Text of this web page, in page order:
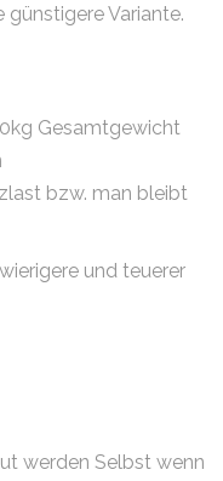
Variante.
Gesamtgewicht
bzw. man bleibt
und teuerer
werden Selbst wenn